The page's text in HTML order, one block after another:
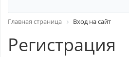
Главная страница Вход на сайт
Регистрация